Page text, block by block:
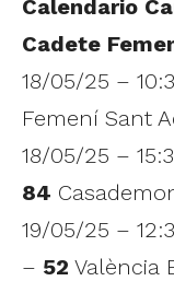
Calendario
Cadete
18/05/25 –
Femení Sant
18/05/25 –
84
19/05/25 –
– 52 València